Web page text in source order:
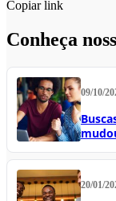
Copiar link
Conheça
09/10/
20/01/